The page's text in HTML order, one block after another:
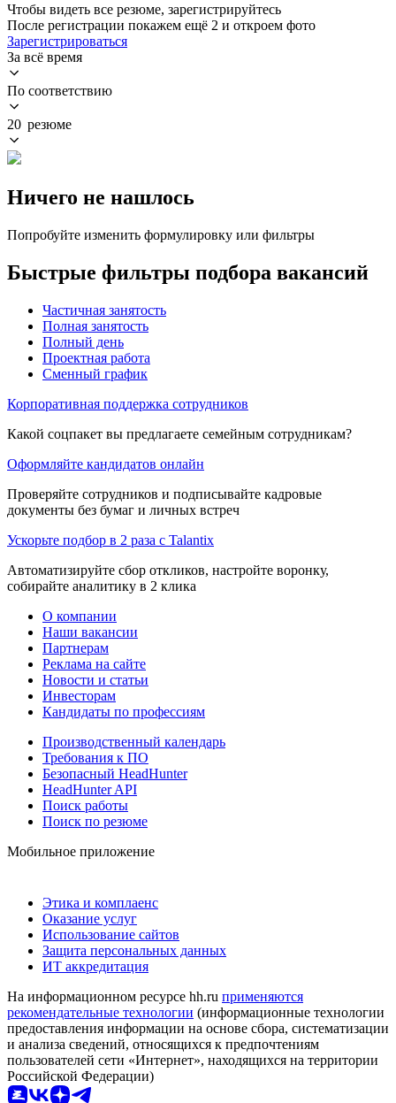
Чтобы видеть все резюме, зарегистрируйтесь
После регистрации покажем ещё 2 и откроем фото
Зарегистрироваться
За всё время
По соответствию
20 резюме
Ничего не нашлось
Попробуйте изменить формулировку или фильтры
Быстрые фильтры подбора вакансий
Частичная занятость
Полная занятость
Полный день
Проектная работа
Сменный график
Корпоративная поддержка сотрудников
Какой соцпакет вы предлагаете семейным сотрудникам?
Оформляйте кандидатов онлайн
Проверяйте сотрудников и подписывайте кадровые
документы без бумаг и личных встреч
Ускорьте подбор в 2 раза с Talantix
Автоматизируйте сбор откликов, настройте воронку,
собирайте аналитику в 2 клика
О компании
Наши вакансии
Партнерам
Реклама на сайте
Новости и статьи
Инвесторам
Кандидаты по профессиям
Производственный календарь
Требования к ПО
Безопасный HeadHunter
HeadHunter API
Поиск работы
Поиск по резюме
Мобильное приложение
Этика и комплаенс
Оказание услуг
Использование сайтов
Защита персональных данных
ИТ аккредитация
На информационном ресурсе hh.ru применяются
рекомендательные технологии (информационные технологии
предоставления информации на основе сбора, систематизации
и анализа сведений, относящихся к предпочтениям
пользователей сети «Интернет», находящихся на территории
Российской Федерации)